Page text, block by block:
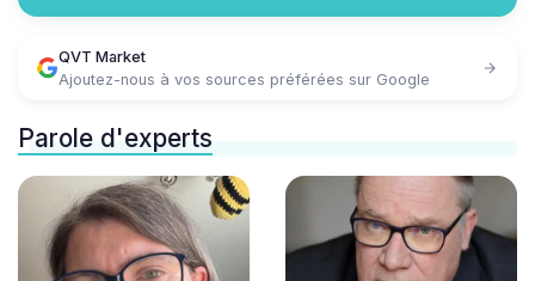
QVT Market
Ajoutez-nous à vos sources préférées sur Google
Parole d'experts